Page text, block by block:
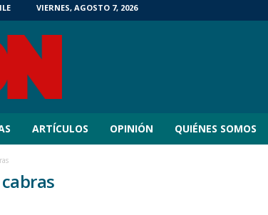
VIERNES, AGOSTO 7, 2026
ARTÍCULOS OPINIÓN QUIÉNES SOMOS